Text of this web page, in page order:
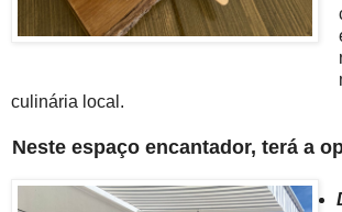
culinária local.
Neste espaço encantador, terá a